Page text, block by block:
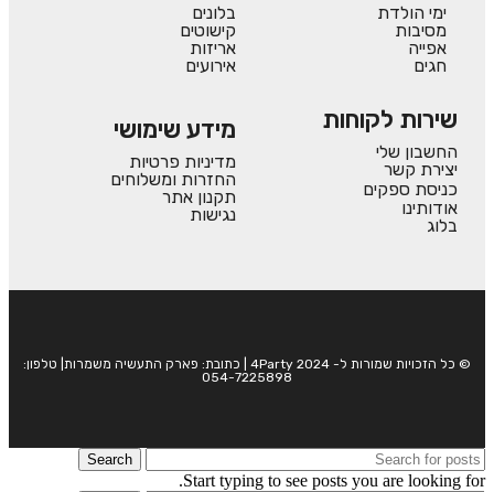
ימי הולדת
מסיבות
אפייה
חגים
בלונים
קישוטים
אריזות
אירועים
שירות לקוחות
החשבון שלי
יצירת קשר
כניסת ספקים
אודותינו
בלוג
מידע שימושי
מדיניות פרטיות
החזרות ומשלוחים
תקנון אתר
נגישות
© כל הזכויות שמורות ל- 4Party 2024 | כתובת: פארק התעשיה משמרות| טלפון:
054-7225898
Search
Start typing to see posts you are looking for.